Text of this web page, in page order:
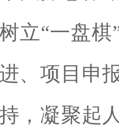
立“一盘
、项目申
，凝聚起